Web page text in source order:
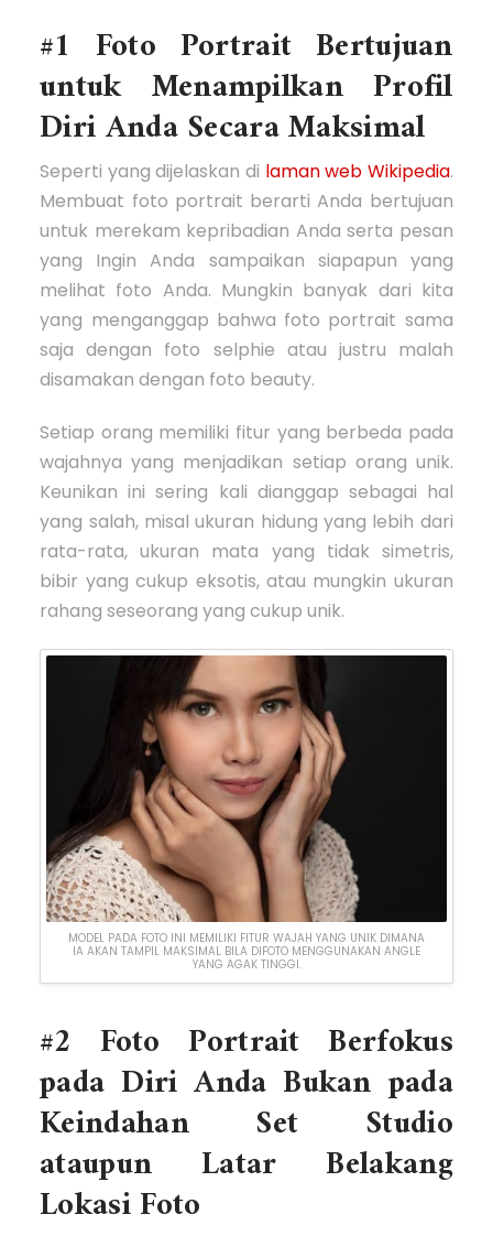
#1 Foto Portrait Bertujuan
untuk Menampilkan Profil
Diri Anda Secara Maksimal
Seperti yang dijelaskan di laman web Wikipedia.
Membuat foto portrait berarti Anda bertujuan
untuk merekam kepribadian Anda serta pesan
yang Ingin Anda sampaikan siapapun yang
melihat foto Anda. Mungkin banyak dari kita
yang menganggap bahwa foto portrait sama
saja dengan foto selphie atau justru malah
disamakan dengan foto beauty.
Setiap orang memiliki fitur yang berbeda pada
wajahnya yang menjadikan setiap orang unik.
Keunikan ini sering kali dianggap sebagai hal
yang salah, misal ukuran hidung yang lebih dari
rata-rata, ukuran mata yang tidak simetris,
bibir yang cukup eksotis, atau mungkin ukuran
rahang seseorang yang cukup unik.
MODEL PADA FOTO INI MEMILIKI FITUR WAJAH YANG UNIK DIMANA
IA AKAN TAMPIL MAKSIMAL BILA DIFOTO MENGGUNAKAN ANGLE
YANG AGAK TINGGI.
#2 Foto Portrait Berfokus
pada Diri Anda Bukan pada
Keindahan Set Studio
ataupun Latar Belakang
Lokasi Foto